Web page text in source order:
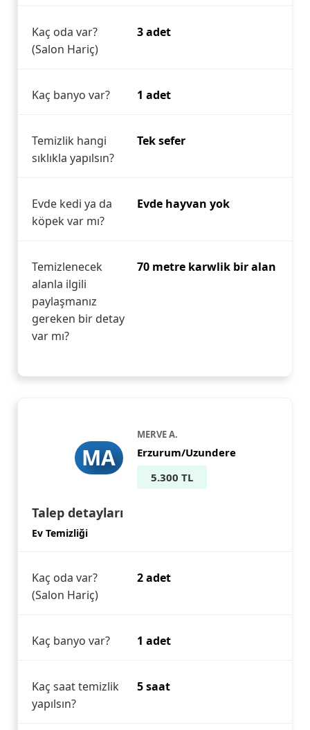
Kaç oda var?
(Salon Hariç)
3 adet
Kaç banyo var? 1 adet
Temizlik hangi
sıklıkla yapılsın?
Tek sefer
Evde kedi ya da
köpek var mı?
Evde hayvan yok
Temizlenecek
alanla ilgili
paylaşmanız
gereken bir detay
var mı?
70 metre karwlik bir alan
MA
MERVE A.
Erzurum/Uzundere
5.300 TL
Talep detayları
Ev Temizliği
Kaç oda var?
(Salon Hariç)
2 adet
Kaç banyo var? 1 adet
Kaç saat temizlik
yapılsın?
5 saat